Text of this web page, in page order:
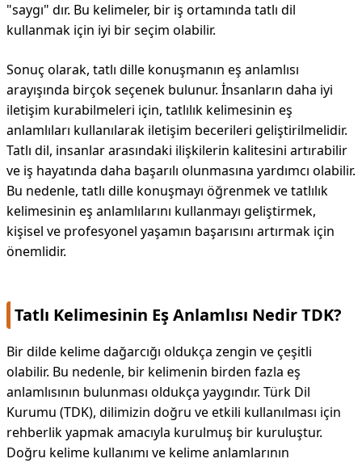
"saygı" dır. Bu kelimeler, bir iş ortamında tatlı dil
kullanmak için iyi bir seçim olabilir.
Sonuç olarak, tatlı dille konuşmanın eş anlamlısı
arayışında birçok seçenek bulunur. İnsanların daha iyi
iletişim kurabilmeleri için, tatlılık kelimesinin eş
anlamlıları kullanılarak iletişim becerileri geliştirilmelidir.
Tatlı dil, insanlar arasındaki ilişkilerin kalitesini artırabilir
ve iş hayatında daha başarılı olunmasına yardımcı olabilir.
Bu nedenle, tatlı dille konuşmayı öğrenmek ve tatlılık
kelimesinin eş anlamlılarını kullanmayı geliştirmek,
kişisel ve profesyonel yaşamın başarısını artırmak için
önemlidir.
Tatlı Kelimesinin Eş Anlamlısı Nedir TDK?
Bir dilde kelime dağarcığı oldukça zengin ve çeşitli
olabilir. Bu nedenle, bir kelimenin birden fazla eş
anlamlısının bulunması oldukça yaygındır. Türk Dil
Kurumu (TDK), dilimizin doğru ve etkili kullanılması için
rehberlik yapmak amacıyla kurulmuş bir kuruluştur.
Doğru kelime kullanımı ve kelime anlamlarının